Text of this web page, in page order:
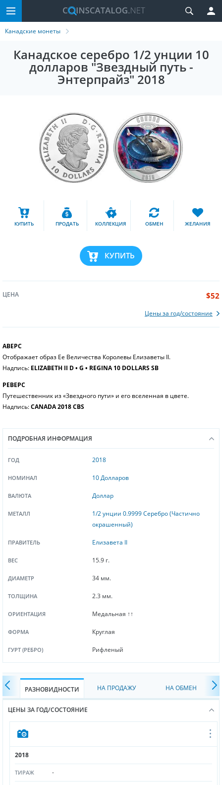
Канадские монеты
Канадское серебро 1/2 унции 10
долларов "Звездный путь -
Энтерпрайз" 2018
КУПИТЬ ПРОДАТЬ КОЛЛЕКЦИЯ ОБМЕН ЖЕЛАНИЯ
КУПИТЬ
ЦЕНА $52
Цены за год/состояние
АВЕРС
Отображает образ Ее Величества Королевы Елизаветы II.
Надпись: ELIZABETH II D • G • REGINA 10 DOLLARS SB
РЕВЕРС
Путешественник из «Звездного пути» и его вселенная в цвете.
Надпись:CANADA 2018 CBS
ПОДРОБНАЯ ИНФОРМАЦИЯ
ГОД 2018
НОМИНАЛ 10 Долларов
ВАЛЮТА Доллар
МЕТАЛЛ
1/2 унции 0.9999 Серебро (Частично
окрашенный)
ПРАВИТЕЛЬ Елизавета II
ВЕС 15.9 г.
ДИАМЕТР 34 мм.
ТОЛЩИНА 2.3 мм.
ОРИЕНТАЦИЯ Медальная ↑↑
ФОРМА Круглая
ГУРТ (РЕБРО) Рифленый
РАЗНОВИДНОСТИ НА ПРОДАЖУ НА ОБМЕН
ЦЕНЫ ЗА ГОД/СОСТОЯНИЕ
2018
ТИРАЖ -